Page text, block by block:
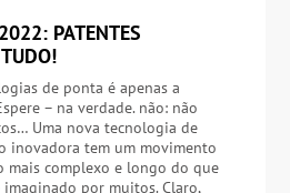
PATENTES
de ponta é apenas a
– na verdade. não: não
Uma nova tecnologia de
inovadora tem um movimento
mais complexo e longo do que
por muitos. Claro,